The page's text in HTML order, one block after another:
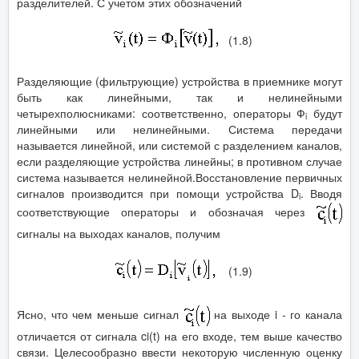
(1.8)
Разделяющие (фильтрующие) устройства в приемнике могут
быть как линейными, так и нелинейными
четырехполюсниками: соответственно, операторы Фi будут
линейными или нелинейными. Система передачи
называется линейной, или системой с разделением каналов,
если разделяющие устройства линейны; в противном случае
система называется нелинейной.Восстановление первичных
сигналов производится при помощи устройства Di. Вводя
соответствующие операторы и обозначая через
сигналы на выходах каналов, получим
(1.9)
Ясно, что чем меньше сигнал
на выходе i - го канала
отличается от сигнала ci(t) на его входе, тем выше качество
связи. Целесообразно ввести некоторую численную оценку